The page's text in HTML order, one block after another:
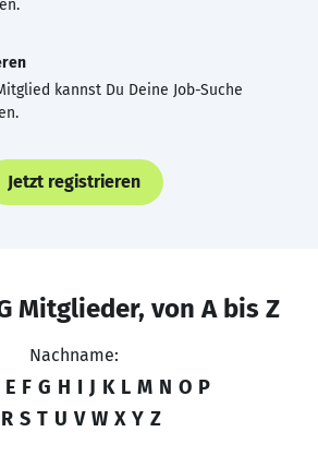
kannst Du Deine Job-Suche
Jetzt registrieren
Mitglieder, von A bis Z
Nachname:
E F G H I J K L M N O P
R S T U V W X Y Z